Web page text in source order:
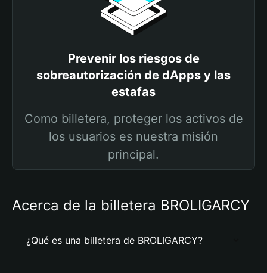
Prevenir los riesgos de
sobreautorización de dApps y las
estafas
Como billetera, proteger los activos de
los usuarios es nuestra misión
principal.
Acerca de la billetera BROLIGARCY
¿Qué es una billetera de BROLIGARCY?